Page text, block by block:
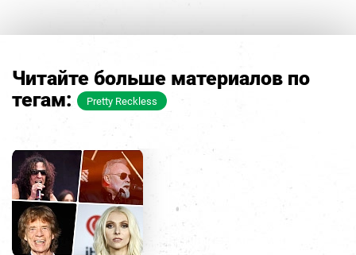
Читайте больше материалов по
тегам:
Pretty Reckless